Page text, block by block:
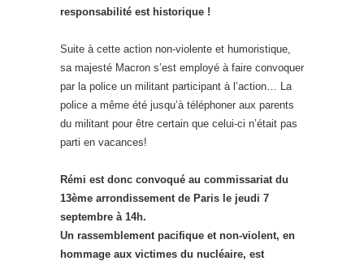
responsabilité est historique !
Suite à cette action non-violente et humoristique,
sa majesté Macron s’est employé à faire convoquer
par la police un militant participant à l’action… La
police a même été jusqu’à téléphoner aux parents
du militant pour être certain que celui-ci n’était pas
parti en vacances!
Rémi est donc convoqué au commissariat du
13ème arrondissement de Paris le jeudi 7
septembre à 14h.
Un rassemblement pacifique et non-violent, en
hommage aux victimes du nucléaire, est